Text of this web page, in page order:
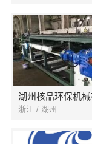
浙江 / 湖州